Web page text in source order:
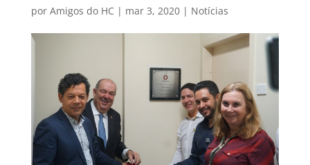
por Amigos do HC | mar 3, 2020| Notícias